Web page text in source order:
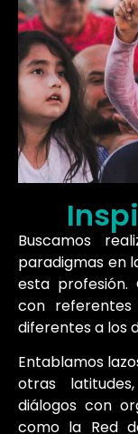
Buscamos
paradigmas en
esta profesión.
con referentes
diferentes a los
Entablamos
otras
diálogos con
como la Red